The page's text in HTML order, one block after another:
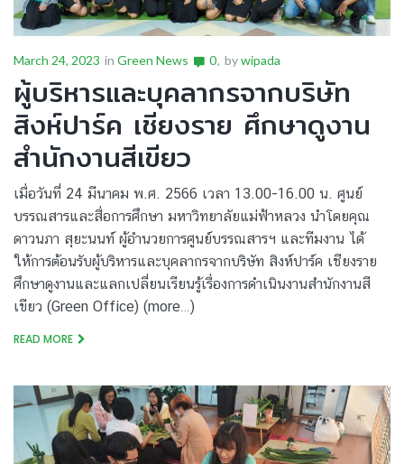
March 24, 2023 in Green News 0 bywipada
ผู้บริหารและบุคลากรจากบริษัท
สิงห์ปาร์ค เชียงราย ศึกษาดูงาน
สำนักงานสีเขียว
เมื่อวันที่ 24 มีนาคม พ.ศ. 2566 เวลา 13.00-16.00 น. ศูนย์
บรรณสารและสื่อการศึกษา มหาวิทยาลัยแม่ฟ้าหลวง นำโดยคุณ
ดาวนภา สุยะนนท์ ผู้อำนวยการศูนย์บรรณสารฯ และทีมงาน ได้
ให้การต้อนรับผู้บริหารและบุคลากรจากบริษัท สิงห์ปาร์ค เชียงราย
ศึกษาดูงานและแลกเปลี่ยนเรียนรู้เรื่องการดำเนินงานสำนักงานสี
เขียว (Green Office) (more…)
READ MORE